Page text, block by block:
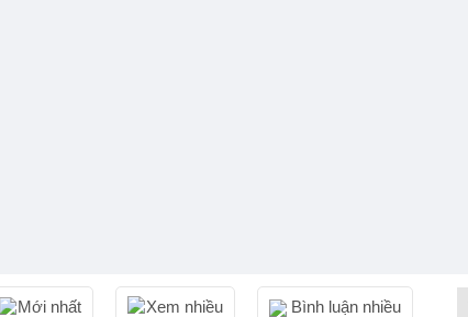
Mới nhất Xem nhiều Bình luận nhiều